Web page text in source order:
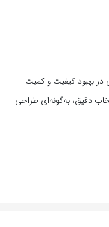
در بهبود کیفیت و کمیت
دقیق، به‌گونه‌ای طراحی